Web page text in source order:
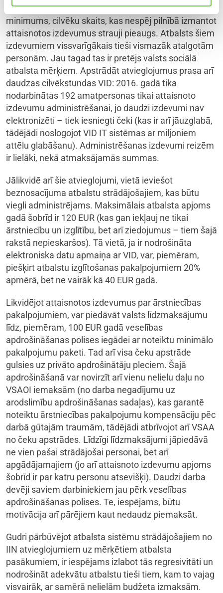
izglītību. Ja turpinās palielināties IIN neapliekamais
minimums, cilvēku skaits, kas nespēj pilnībā izmantot
attaisnotos izdevumus strauji pieaugs. Atbalsts šiem
izdevumiem vissvarīgākais tieši vismazāk atalgotām
personām. Jau tagad tas ir pretējs valsts sociālā
atbalsta mērķiem. Apstrādāt atvieglojumus prasa arī
daudzas cilvēkstundas VID: 2016. gadā tika
nodarbinātas 192 amatpersonas tikai attaisnoto
izdevumu administrēšanai, jo daudzi izdevumi nav
elektronizēti – tiek iesniegti čeki (kas ir arī jāuzglabā,
tādējādi noslogojot VID IT sistēmas ar miljoniem
attēlu glabāšanu). Administrēšanas izdevumi reizēm
ir lielāki, nekā atmaksājamās summas.
Jālikvidē arī šie atvieglojumi, vietā ieviešot
beznosacījuma atbalstu strādājošajiem, kas būtu
viegli administrējams. Maksimālais atbalsta apjoms
gadā šobrīd ir 120 EUR (kas gan iekļauj ne tikai
ārstniecību un izglītību, bet arī ziedojumus – tiem šajā
rakstā nepieskaršos). Tā vietā, ja ir nodrošināta
elektroniska datu apmaiņa ar VID, var, piemēram,
piešķirt atbalstu izglītošanas pakalpojumiem 20%
apmērā, bet ne vairāk kā 40 EUR gadā.
Likvidējot attaisnotos izdevumus par ārstniecības
pakalpojumiem, var piedāvāt valsts līdzmaksājumu
līdz, piemēram, 100 EUR gadā veselības
apdrošināšanas polises iegādei ar noteiktu minimālo
pakalpojumu paketi. Tad arī visa čeku apstrāde
gulsies uz privāto apdrošinātāju pleciem. Šajā
apdrošināšanā var novirzīt arī vienu nelielu daļu no
VSAOI iemaksām (no darba negadījumu uz
arodslimību apdrošināšanas sadaļas), kas garantē
noteiktu ārstniecības pakalpojumu kompensāciju pēc
darbā gūtajām traumām, tādējādi atbrīvojot arī VSAA
no čeku apstrādes. Līdzīgi līdzmaksājumi jāpiedāvā
ne vien pašai strādājošai personai, bet arī
apgādājamajiem (jo arī attaisnoto izdevumu apjoms
šobrīd ir par katru personu atsevišķi). Daudzi darba
devēji saviem darbiniekiem jau pērk veselības
apdrošināšanas polises. Te, iespējams, būtu
motivācija arī pārējiem kaut nedaudz piemaksāt.
Gudri pārbūvējot atbalsta sistēmu strādājošajiem no
IIN atvieglojumiem uz mērķētiem atbalsta
pasākumiem, ir iespējams izlabot tās regresivitāti un
nodrošināt adekvātu atbalstu tieši tiem, kam to vajag
visvairāk, ar samērā nelielām budžeta izmaksām.